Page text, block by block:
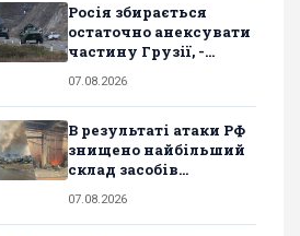
Росія збирається
остаточно анексувати
частину Грузії, -...
07.08.2026
В результаті атаки РФ
знищено найбільший
склад засобів...
07.08.2026